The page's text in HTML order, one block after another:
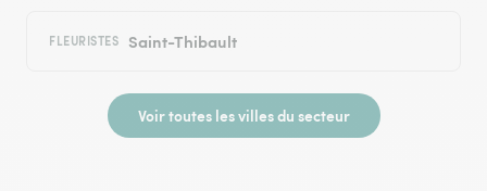
FLEURISTES Saint-Thibault
Voir toutes les villes du secteur